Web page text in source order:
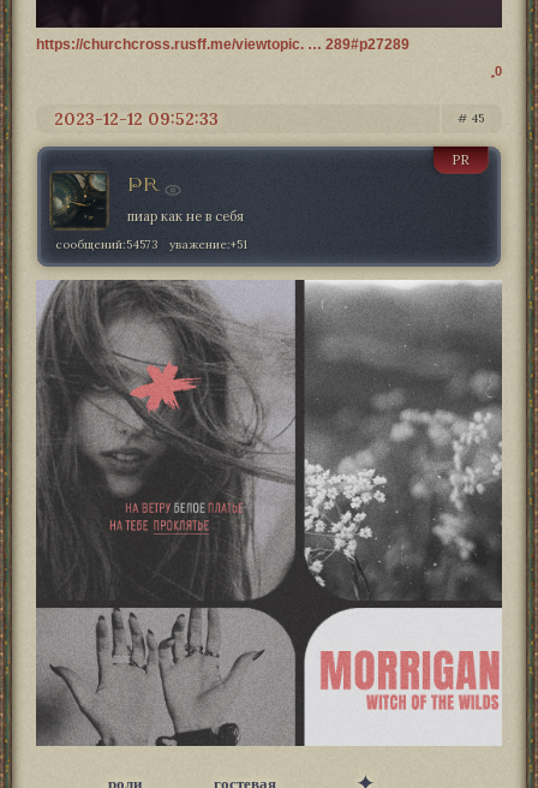
https://churchcross.rusff.me/viewtopic. … 289#p27289
0
45
2023-12-12 09:52:33
PR
PR
пиар как не в себя
сообщений:54573 уважение:+51
роли гостевая ✦